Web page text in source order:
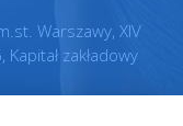
Warszawy, XIV
zakładowy